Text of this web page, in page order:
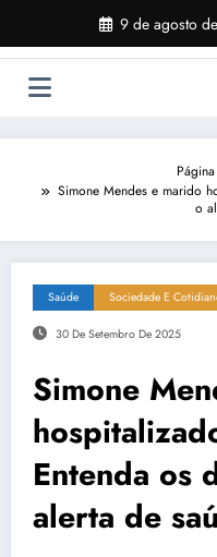
o
9 de agosto
Simone Mendes e marido
o
Saúde Sociedade E
30 De Setembro De 2025
Simone
Entenda os
alerta de